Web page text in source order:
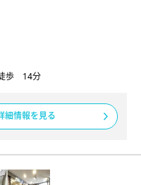
歩 14分
細情報を見る